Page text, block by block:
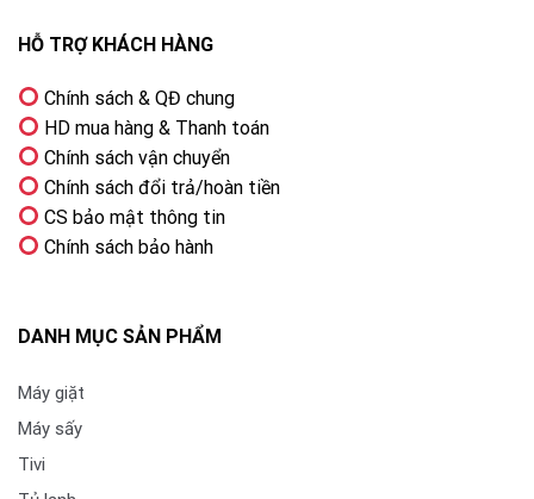
AI Picture Optimizer – tối ưu nội dung tự động
phù hợp để đạt chất lượng tốt nhất.
AI HDR Enhancer – tăng chiều sâu hình ảnh
Cải thiện độ sáng và độ tương phản, giúp hiển thị rõ
cả vùng sáng và vùng tối.
HỖ TRỢ KHÁCH HÀNG
Chính sách & QĐ chung
HD mua hàng & Thanh toán
Chính sách vận chuyển
Chính sách đổi trả/hoàn tiền
CS bảo mật thông tin
Chính sách bảo hành
DANH MỤC SẢN PHẨM
Máy giặt
Máy sấy
Tivi